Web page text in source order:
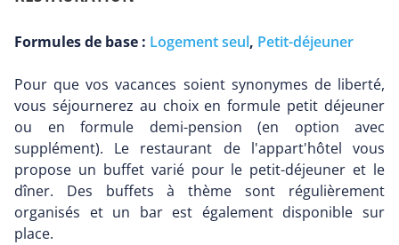
Formules de base : Logement seul, Petit-déjeuner
Pour que vos vacances soient synonymes de liberté,
vous séjournerez au choix en formule petit déjeuner
ou en formule demi-pension (en option avec
supplément). Le restaurant de l'appart'hôtel vous
propose un buffet varié pour le petit-déjeuner et le
dîner. Des buffets à thème sont régulièrement
organisés et un bar est également disponible sur
place.